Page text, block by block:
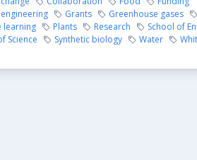
Grants Greenhouse gases
learning
Plants Research
School of
Science
Synthetic biology Water